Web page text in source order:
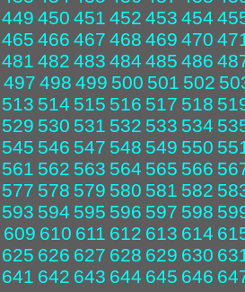
449 450 451 452 453 454
465 466 467 468 469 470
481 482 483 484 485 486
497 498 499 500 501 502
513 514 515 516 517 518
529 530 531 532 533 534
545 546 547 548 549 550
561 562 563 564 565 566
577 578 579 580 581 582
593 594 595 596 597 598
609 610 611 612 613 614
625 626 627 628 629 630
641 642 643 644 645 646